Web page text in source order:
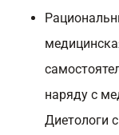
наряду с
Диетологи